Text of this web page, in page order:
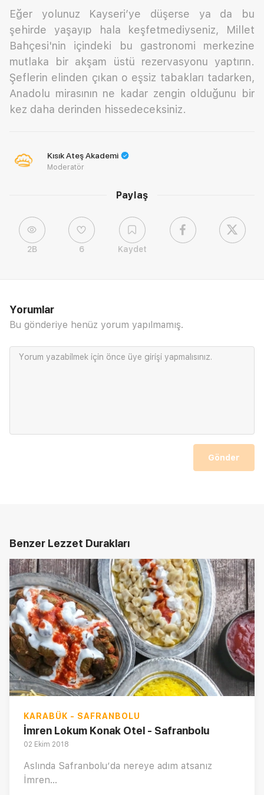
Paylaş
2B 6 Kaydet
Eğer yolunuz Kayseri’ye düşerse ya da bu
şehirde yaşayıp hala keşfetmediyseniz, Millet
Bahçesi'nin içindeki bu gastronomi merkezine
mutlaka bir akşam üstü rezervasyonu yaptırın.
Şeflerin elinden çıkan o eşsiz tabakları tadarken,
Anadolu mirasının ne kadar zengin olduğunu bir
kez daha derinden hissedeceksiniz.
Kısık Ateş Akademi
Moderatör
Yorumlar
Bu gönderiye henüz yorum yapılmamış.
Yorum yazabilmek için önce üye girişi yapmalısınız.
Gönder
Benzer Lezzet Durakları
KARABÜK - SAFRANBOLU
İmren Lokum Konak Otel - Safranbolu
02 Ekim 2018
Aslında Safranbolu’da nereye adım atsanız
İmren...